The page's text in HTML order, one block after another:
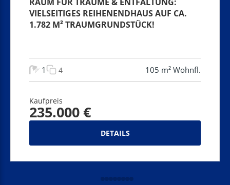
VIELSEITIGES REIHENENDHAUS AUF CA.
1.782 M² TRAUMGRUNDSTÜCK!
1 4 105 m² Wohnfl.
Kaufpreis
235.000 €
DETAILS